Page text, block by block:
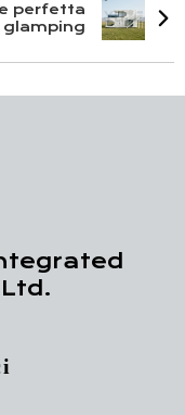
perfetta
glamping